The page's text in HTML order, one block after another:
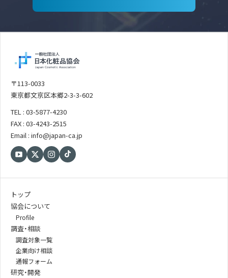
〒113-0033
東京都文京区本郷2-3-3-602
TEL : 03-5877-4230
FAX : 03-4243-2515
Email : info@japan-ca.jp
トップ
協会について
Profile
調査・相談
調査対象一覧
企業向け相談
通報フォーム
研究・開発